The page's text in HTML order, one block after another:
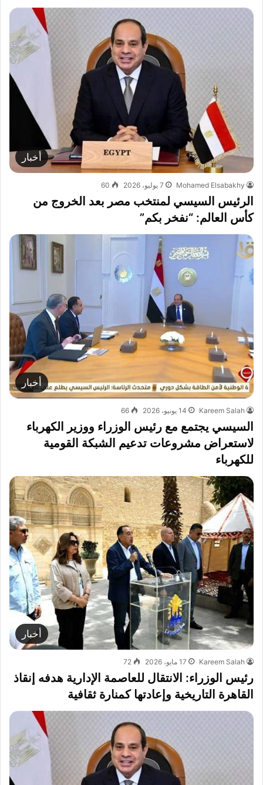
أخبار
Mohamed Elsabakhy 7 يوليو، 2026 60
الرئيس السيسي لمنتخب مصر بعد الخروج من
كأس العالم: “نفخر بكم”
أخبار
Kareem Salah 14 يونيو، 2026 66
السيسي يجتمع مع رئيس الوزراء ووزير الكهرباء
لاستعراض مشروعات تدعيم الشبكة القومية
للكهرباء
أخبار
Kareem Salah 17 مايو، 2026 72
رئيس الوزراء: الانتقال للعاصمة الإدارية هدفه إنقاذ
القاهرة التاريخية وإعادتها كمنارة ثقافية